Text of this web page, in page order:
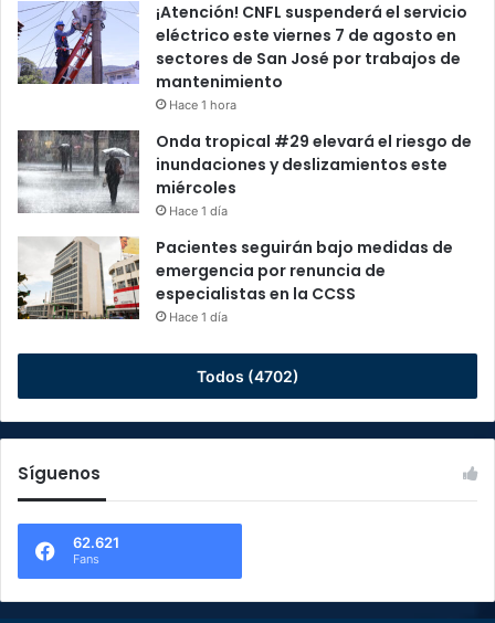
¡Atención! CNFL suspenderá el servicio
eléctrico este viernes 7 de agosto en
sectores de San José por trabajos de
mantenimiento
Hace 1 hora
Onda tropical #29 elevará el riesgo de
inundaciones y deslizamientos este
miércoles
Hace 1 día
Pacientes seguirán bajo medidas de
emergencia por renuncia de
especialistas en la CCSS
Hace 1 día
Todos (4702)
Síguenos
62.621
Fans